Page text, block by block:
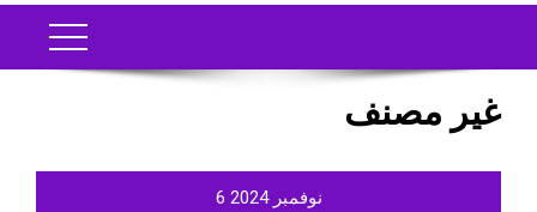
غير مصنف
نوفمبر 6 2024